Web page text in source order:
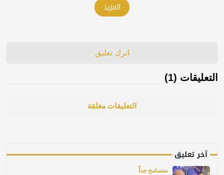
المزيد
اترك تعليق
التعليقات (1)
التعليقات مغلقة
آخر تعليق
متسامح جداً